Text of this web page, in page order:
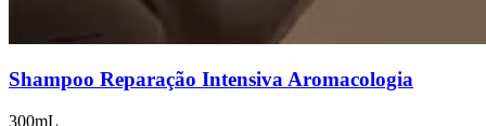
Shampoo Reparação Intensiva Aromacologia
300mL